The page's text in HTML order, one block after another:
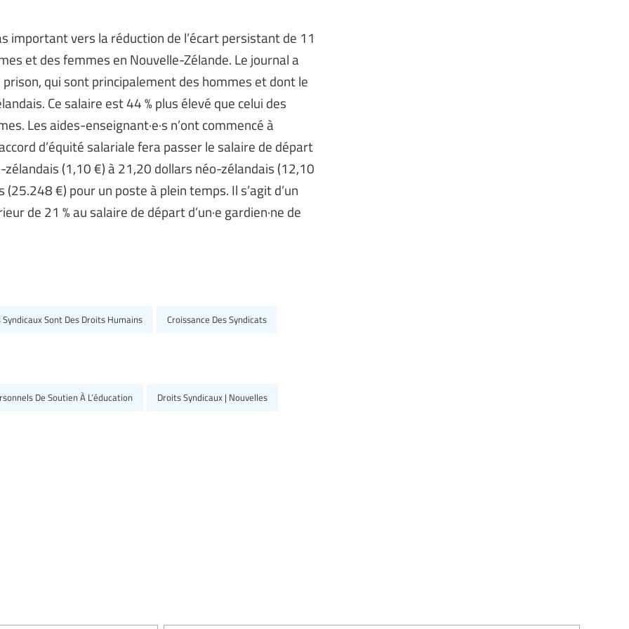
important vers la réduction de l’écart persistant de 11
et des femmes en Nouvelle-Zélande. Le journal a
prison, qui sont principalement des hommes et dont le
Ce salaire est 44 % plus élevé que celui des
Les aides-enseignant·e·s n’ont commencé à
d’équité salariale fera passer le salaire de départ
(1,10 €) à 21,20 dollars néo-zélandais (12,10
€) pour un poste à plein temps. Il s’agit d’un
de 21 % au salaire de départ d’un·e gardien·ne de
Sont Des Droits Humains Croissance Des Syndicats
De Soutien À L’éducation Droits Syndicaux | Nouvelles